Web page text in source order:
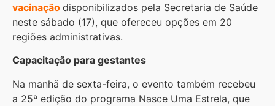
vacinação disponibilizados pela Secretaria de Saúde
neste sábado (17), que ofereceu opções em 20
regiões administrativas.
Capacitação para gestantes
Na manhã de sexta-feira, o evento também recebeu
a 25ª edição do programa Nasce Uma Estrela, que